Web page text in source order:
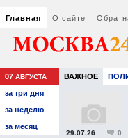
Главная О сайте
07 АВГУСТА ВАЖНОЕ
РАЗВЛЕЧЕНИЯ
за три дня
за неделю
за месяц
для
0
29.07.26